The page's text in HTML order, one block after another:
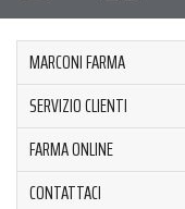
MARCONI FARMA
SERVIZIO CLIENTI
FARMA ONLINE
CONTATTACI